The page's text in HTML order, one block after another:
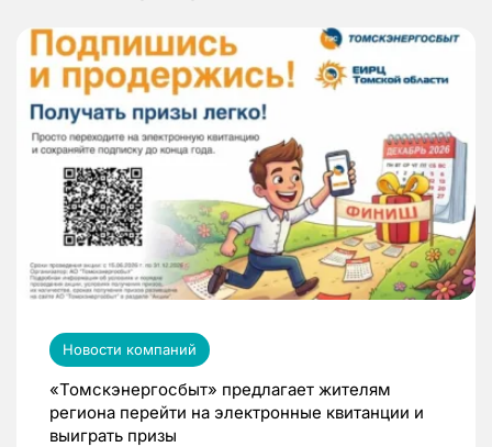
Новости компаний
«Томскэнергосбыт» предлагает жителям
региона перейти на электронные квитанции и
выиграть призы